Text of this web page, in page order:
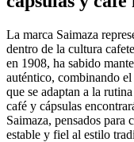
La marca Saimaza
dentro de la cultura
en 1908, ha sabido
auténtico, combinando
que se adaptan a la
café y cápsulas
Saimaza, pensados para
estable y fiel al estilo